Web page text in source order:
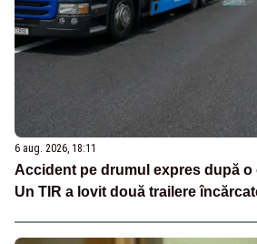
6 aug. 2026, 18:11
Accident pe drumul expres după o
Un TIR a lovit două trailere